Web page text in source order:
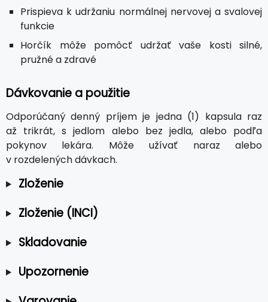
Prispieva k udržaniu normálnej nervovej a svalovej
funkcie
Horčík môže pomôcť udržať vaše kosti silné,
pružné a zdravé
Dávkovanie a použitie
Odporúčaný denný príjem je jedna (1) kapsula raz
až trikrát, s jedlom alebo bez jedla, alebo podľa
pokynov lekára. Môže užívať naraz alebo
v rozdelených dávkach.
Zloženie
Zloženie (INCI)
Skladovanie
Upozornenie